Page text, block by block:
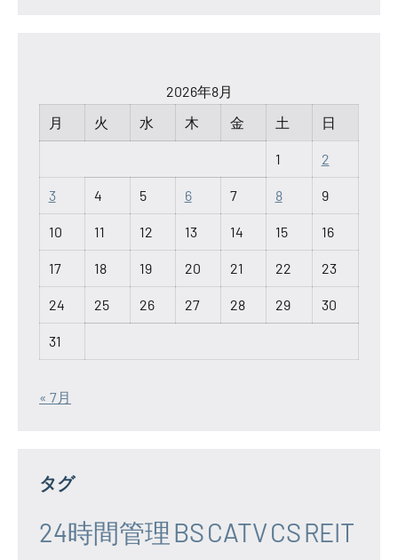
2026年8月
月
火 水 木 金 土 日
1 2
3 4 5 6 7 8 9
10 11 12 13 14 15 16
17 18 19 20 21 22 23
24 25 26 27 28 29 30
31
« 7月
タグ
24時間管理 BSCATVCSREIT